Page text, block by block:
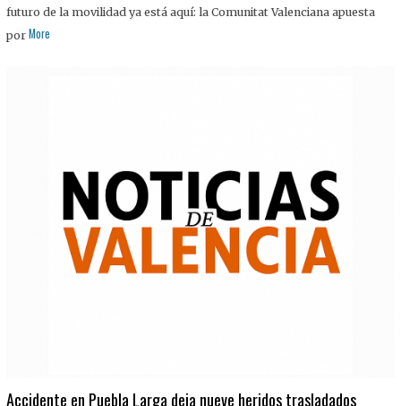
futuro de la movilidad ya está aquí: la Comunitat Valenciana apuesta
por More
Accidente en Puebla Larga deja nueve heridos trasladados